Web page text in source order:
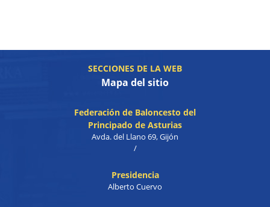
SECCIONES DE LA WEB
Mapa del sitio
Federación de Baloncesto del
Principado de Asturias
Avda. del Llano 69, Gijón
/
Presidencia
Alberto Cuervo